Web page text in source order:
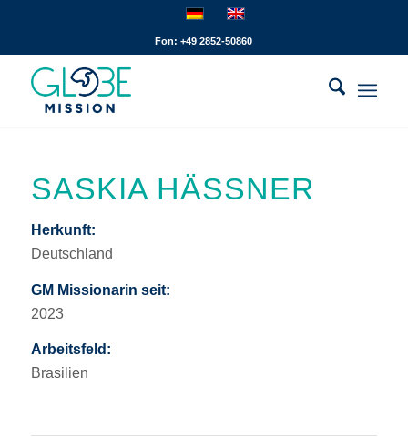
Fon: +49 2852-50860
SASKIA HÄSSNER
Herkunft:
Deutschland
GM Missionarin seit:
2023
Arbeitsfeld:
Brasilien